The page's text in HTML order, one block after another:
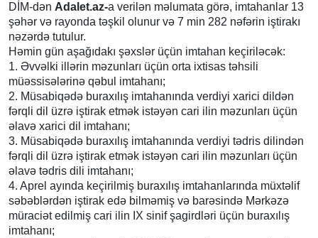
DİM-dən Adalet.az-a verilən məlumata görə, imtahanlar 13
şəhər və rayonda təşkil olunur və 7 min 282 nəfərin iştirakı
nəzərdə tutulur.
Həmin gün aşağıdakı şəxslər üçün imtahan keçiriləcək:
1. Əvvəlki illərin məzunları üçün orta ixtisas təhsili
müəssisələrinə qəbul imtahanı;
2. Müsabiqədə buraxılış imtahanında verdiyi xarici dildən
fərqli dil üzrə iştirak etmək istəyən cari ilin məzunları üçün
əlavə xarici dil imtahanı;
3. Müsabiqədə buraxılış imtahanında verdiyi tədris dilindən
fərqli dil üzrə iştirak etmək istəyən cari ilin məzunları üçün
əlavə tədris dili imtahanı;
4. Aprel ayında keçirilmiş buraxılış imtahanlarında müxtəlif
səbəblərdən iştirak edə bilməmiş və barəsində Mərkəzə
müraciət edilmiş cari ilin IX sinif şagirdləri üçün buraxılış
imtahanı;